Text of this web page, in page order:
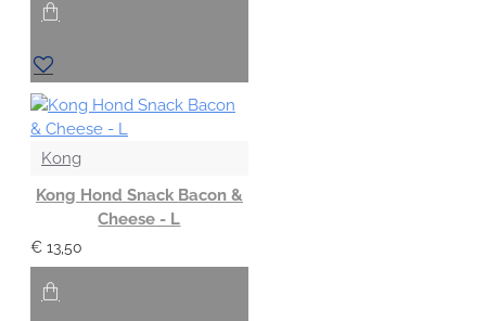
Kong
Kong Hond Snack Bacon &
Cheese - L
€ 13,50